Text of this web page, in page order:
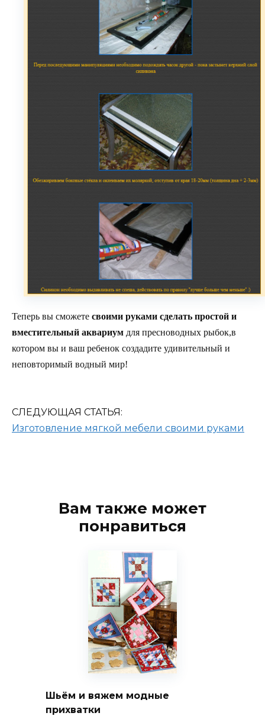
Теперь вы сможете своими руками сделать простой и
вместительный аквариум для пресноводных рыбок,в
котором вы и ваш ребенок создадите удивительный и
неповторимый водный мир!
СЛЕДУЮЩАЯ СТАТЬЯ:
Изготовление мягкой мебели своими руками
Вам также может
понравиться
Шьём и вяжем модные
прихватки